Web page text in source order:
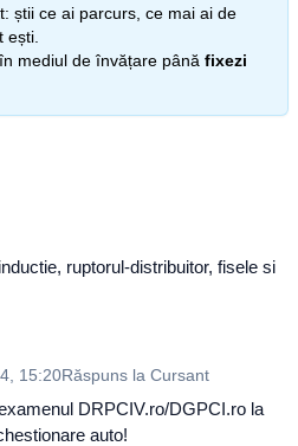
știi ce ai parcurs, ce mai ai de
ești.
mediul de învățare până fixezi
ruptorul-distribuitor, fisele si
15:20Răspuns la Cursant
DRPCIV.ro/DGPCI.ro la
auto!